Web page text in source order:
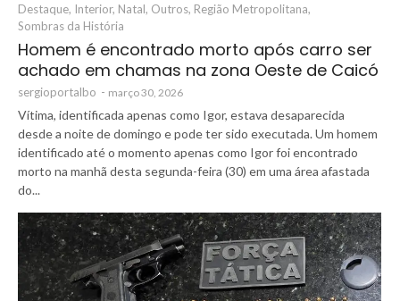
Destaque, Interior, Natal, Outros, Região Metropolitana,
Sombras da História
Homem é encontrado morto após carro ser
achado em chamas na zona Oeste de Caicó
sergioportalbo - março 30, 2026
Vítima, identificada apenas como Igor, estava desaparecida
desde a noite de domingo e pode ter sido executada. Um homem
identificado até o momento apenas como Igor foi encontrado
morto na manhã desta segunda-feira (30) em uma área afastada
do...